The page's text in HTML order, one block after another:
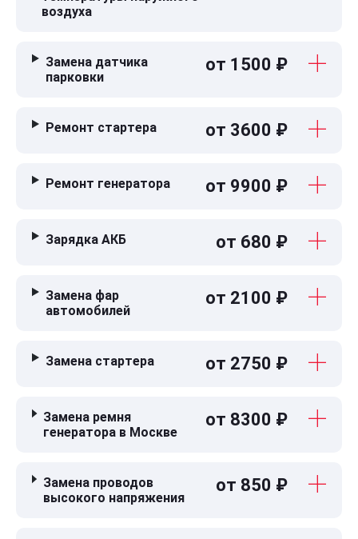
воздуха
Замена датчика
парковки
от 1500 ₽
Ремонт стартера от 3600 ₽
Ремонт генератора от 9900 ₽
Зарядка АКБ от 680 ₽
Замена фар
автомобилей
от 2100 ₽
Замена стартера от 2750 ₽
Замена ремня
генератора в Москве
от 8300 ₽
Замена проводов
высокого напряжения
от 850 ₽